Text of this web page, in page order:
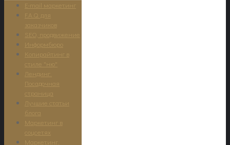
E-mail маркетинг
F.A.Q. для
заказчиков
SEO, продвижение
Информбюро
Копирайтинг в
стиле "ню"
Лендинг.
Посадочная
страница
Лучшие статьи
блога
Маркетинг в
соцсетях
Маркетинг.